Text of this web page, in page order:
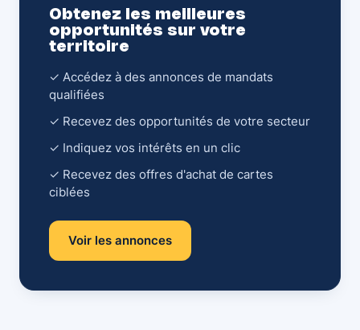
Obtenez les meilleures
opportunités sur votre
territoire
✓ Accédez à des annonces de mandats
qualifiées
✓ Recevez des opportunités de votre secteur
✓ Indiquez vos intérêts en un clic
✓ Recevez des offres d'achat de cartes
ciblées
Voir les annonces